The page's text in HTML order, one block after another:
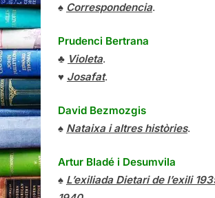
♠ Correspondencia.
Prudenci Bertrana
♣ Violeta.
♥ Josafat.
David Bezmozgis
♠ Nataixa i altres històries.
Artur Bladé i Desumvila
♠ L’exiliada Dietari de l’exili